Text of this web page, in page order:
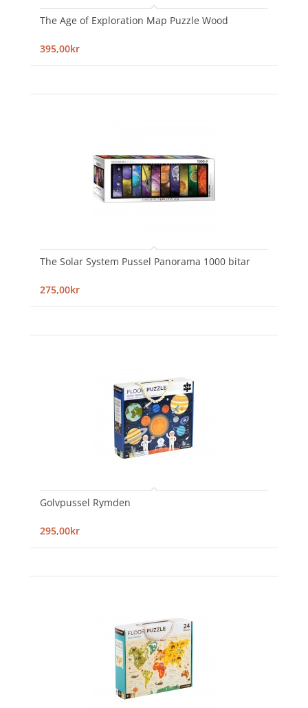
The Age of Exploration Map Puzzle Wood
395,00kr
The Solar System Pussel Panorama 1000 bitar
275,00kr
Golvpussel Rymden
295,00kr